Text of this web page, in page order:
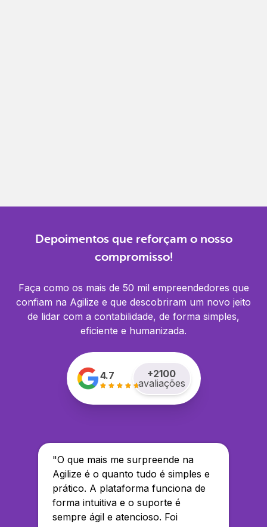
Depoimentos que reforçam o nosso
compromisso!
Faça como os mais de 50 mil empreendedores que
confiam na Agilize e que descobriram um novo jeito
de lidar com a contabilidade, de forma simples,
eficiente e humanizada.
4.7 +2100
avaliações
"O que mais me surpreende na
Agilize é o quanto tudo é simples e
prático. A plataforma funciona de
forma intuitiva e o suporte é
sempre ágil e atencioso. Foi